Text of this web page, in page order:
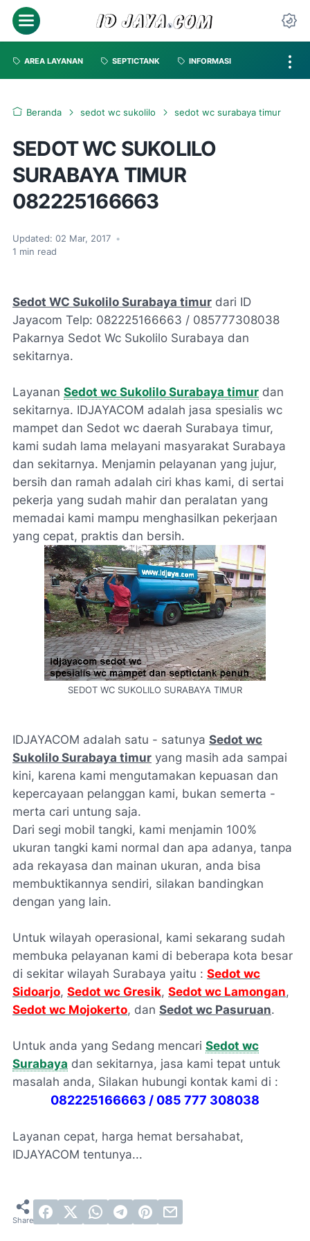
AREA LAYANAN SEPTICTANK INFORMASI
Beranda sedot wc sukolilo sedot wc surabaya timur
SEDOT WC SUKOLILO
SURABAYA TIMUR
082225166663
Updated: 02 Mar, 2017 •
1 min read
Sedot WC Sukolilo Surabaya timur dari ID
Jayacom Telp: 082225166663 / 085777308038
Pakarnya Sedot Wc Sukolilo Surabaya dan
sekitarnya.
Layanan Sedot wc Sukolilo Surabaya timur dan
sekitarnya. IDJAYACOM adalah jasa spesialis wc
mampet dan Sedot wc daerah Surabaya timur,
kami sudah lama melayani masyarakat Surabaya
dan sekitarnya. Menjamin pelayanan yang jujur,
bersih dan ramah adalah ciri khas kami, di sertai
pekerja yang sudah mahir dan peralatan yang
memadai kami mampu menghasilkan pekerjaan
yang cepat, praktis dan bersih.
SEDOT WC SUKOLILO SURABAYA TIMUR
IDJAYACOM adalah satu - satunya Sedot wc
Sukolilo Surabaya timur yang masih ada sampai
kini, karena kami mengutamakan kepuasan dan
kepercayaan pelanggan kami, bukan semerta -
merta cari untung saja.
Dari segi mobil tangki, kami menjamin 100%
ukuran tangki kami normal dan apa adanya, tanpa
ada rekayasa dan mainan ukuran, anda bisa
membuktikannya sendiri, silakan bandingkan
dengan yang lain.
Untuk wilayah operasional, kami sekarang sudah
membuka pelayanan kami di beberapa kota besar
di sekitar wilayah Surabaya yaitu : Sedot wc
Sidoarjo, Sedot wc Gresik, Sedot wc Lamongan,
Sedot wc Mojokerto, dan Sedot wc Pasuruan.
Untuk anda yang Sedang mencari Sedot wc
Surabaya dan sekitarnya, jasa kami tepat untuk
masalah anda, Silakan hubungi kontak kami di :
082225166663 / 085 777 308038
Layanan cepat, harga hemat bersahabat,
IDJAYACOM tentunya...